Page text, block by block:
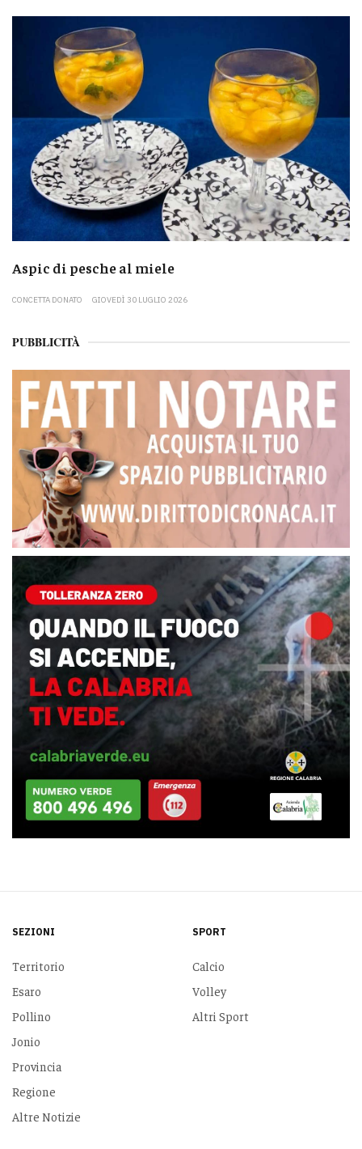
Aspic di pesche al miele
CONCETTA DONATO GIOVEDÌ 30 LUGLIO 2026
PUBBLICITÀ
SEZIONI
Territorio
Esaro
Pollino
Jonio
Provincia
Regione
Altre Notizie
SPORT
Calcio
Volley
Altri Sport